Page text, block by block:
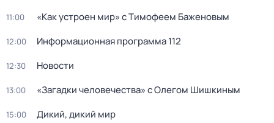
11:00 «Как устроен мир» с Тимофеем Баженовым
12:00 Информационная программа 112
12:30 Новости
13:00 «Загадки человечества» с Олегом Шишкиным
15:00 Дикий, дикий мир